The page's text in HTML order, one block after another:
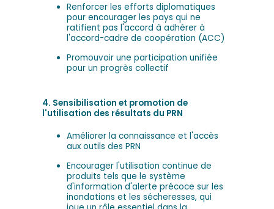
Renforcer les efforts diplomatiques
pour encourager les pays qui ne
ratifient pas l'accord à adhérer à
l'accord-cadre de coopération (ACC)
Promouvoir une participation unifiée
pour un progrès collectif
4. Sensibilisation et promotion de
l'utilisation des résultats du PRN
Améliorer la connaissance et l'accès
aux outils des PRN
Encourager l'utilisation continue de
produits tels que le système
d'information d'alerte précoce sur les
inondations et les sécheresses, qui